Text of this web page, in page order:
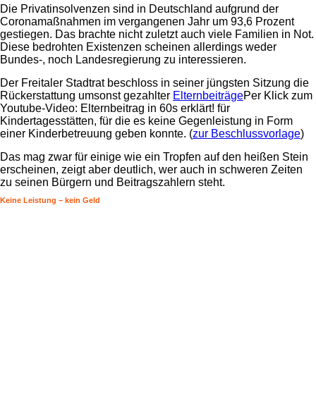
Die Privatinsolvenzen sind in Deutschland aufgrund der
Coronamaßnahmen im vergangenen Jahr um 93,6 Prozent
gestiegen. Das brachte nicht zuletzt auch viele Familien in Not.
Diese bedrohten Existenzen scheinen allerdings weder
Bundes-, noch Landesregierung zu interessieren.
Der Freitaler Stadtrat beschloss in seiner jüngsten Sitzung die
Rückerstattung umsonst gezahlter ElternbeiträgePer Klick zum
Youtube-Video: Elternbeitrag in 60s erklärt! für
Kindertagesstätten, für die es keine Gegenleistung in Form
einer Kinderbetreuung geben konnte. (zur Beschlussvorlage)
Das mag zwar für einige wie ein Tropfen auf den heißen Stein
erscheinen, zeigt aber deutlich, wer auch in schweren Zeiten
zu seinen Bürgern und Beitragszahlern steht.
Keine Leistung – kein Geld